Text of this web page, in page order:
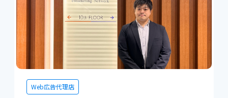
Web広告代理店